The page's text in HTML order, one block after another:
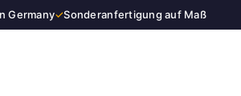
Germany✓Sonderanfertigung auf Maß
36,00€28,00€.